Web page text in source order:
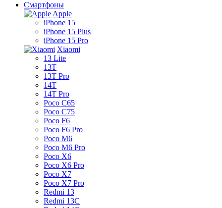
Смартфоны
Apple
iPhone 15
iPhone 15 Plus
iPhone 15 Pro
Xiaomi
13 Lite
13T
13T Pro
14T
14T Pro
Poco C65
Poco C75
Poco F6
Poco F6 Pro
Poco M6
Poco M6 Pro
Poco X6
Poco X6 Pro
Poco X7
Poco X7 Pro
Redmi 13
Redmi 13C